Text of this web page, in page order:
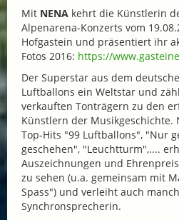
Mit NENA kehrt die Künstlerin
Alpenarena-Konzerts vom
Hofgastein und präsentiert ihr
Fotos 2016: https://
Der Superstar aus dem
Luftballons ein Weltstar und
verkauften Tonträgern zu den
Künstlern der Musikgeschichte.
Top-Hits "99 Luftballons", "Nur
geschehen", "Leuchtturm",....
Auszeichnungen und
zu sehen (u.a. gemeinsam mit
Spass") und verleiht auch
Synchronsprecherin.